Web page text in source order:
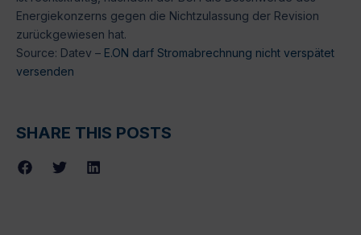
Energiekonzerns gegen die Nichtzulassung der Revision
zurückgewiesen hat.
Source: Datev – E.ON darf Stromabrechnung nicht verspätet
versenden
SHARE THIS POSTS